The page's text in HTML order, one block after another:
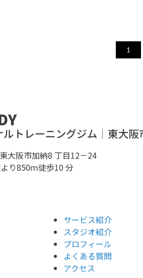
1
大阪市加納8 丁目12－24
り850ｍ徒歩10 分
サービス紹介
スタジオ紹介
プロフィール
よくある質問
アクセス